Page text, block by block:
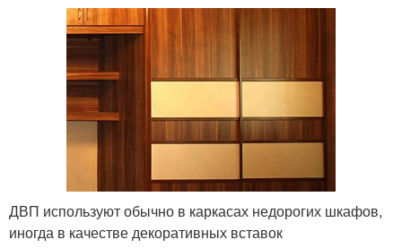
ДВП используют обычно в каркасах недорогих шкафов,
иногда в качестве декоративных вставок